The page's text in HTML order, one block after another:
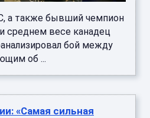
а также бывший чемпион
среднем весе канадец
бой между
об ...
«Самая сильная